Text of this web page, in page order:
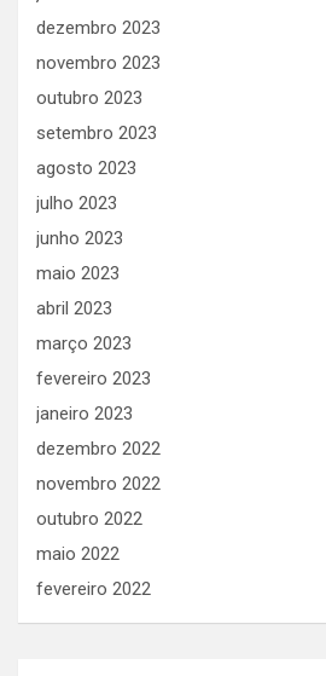
dezembro 2023
novembro 2023
outubro 2023
setembro 2023
agosto 2023
julho 2023
junho 2023
maio 2023
abril 2023
março 2023
fevereiro 2023
janeiro 2023
dezembro 2022
novembro 2022
outubro 2022
maio 2022
fevereiro 2022